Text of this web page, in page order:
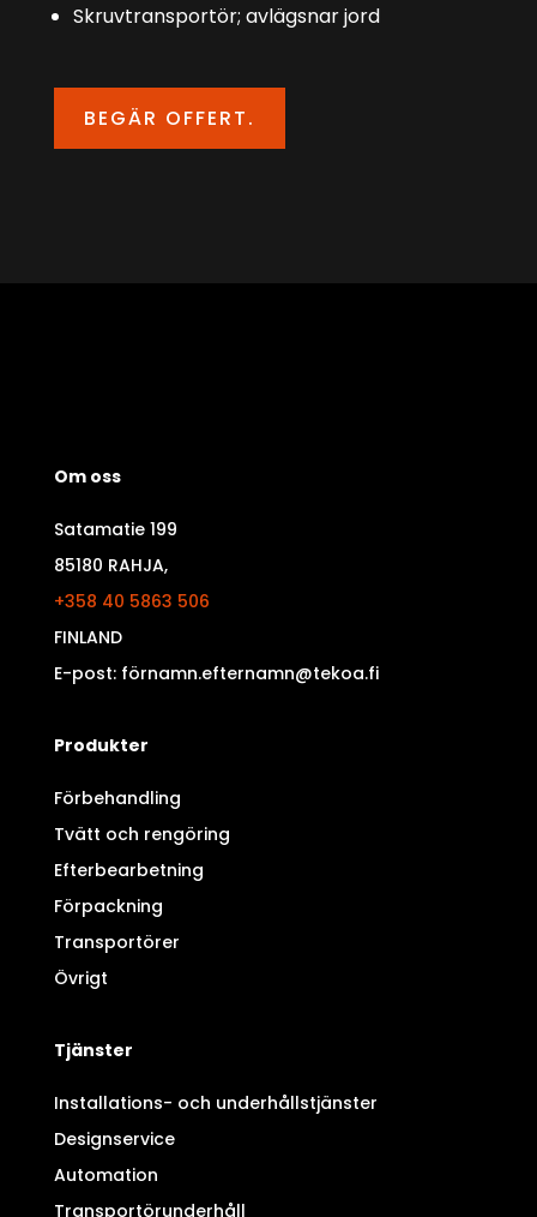
Skruvtransportör; avlägsnar jord
BEGÄR OFFERT.
Om oss
Satamatie 199
85180 RAHJA,
+358 40 5863 506
FINLAND
E-post: förnamn.efternamn@tekoa.fi
Produkter
Förbehandling
Tvätt och rengöring
Efterbearbetning
Förpackning
Transportörer
Övrigt
Tjänster
Installations- och underhållstjänster
Designservice
Automation
Transportörunderhåll